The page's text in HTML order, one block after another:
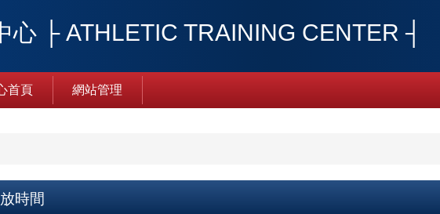
心 ├ ATHLETIC TRAINING CENTER ┤
首頁 網站管理
時間